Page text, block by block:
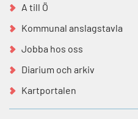
A till Ö
Kommunal anslagstavla
Jobba hos oss
Diarium och arkiv
Kartportalen